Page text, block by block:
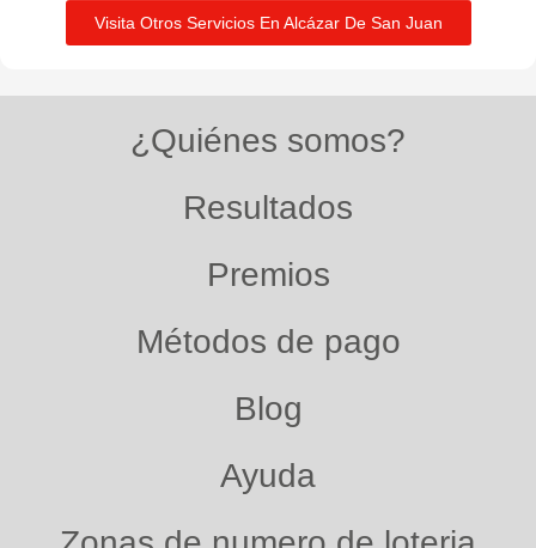
Visita Otros Servicios En Alcázar De San Juan
¿Quiénes somos?
Resultados
Premios
Métodos de pago
Blog
Ayuda